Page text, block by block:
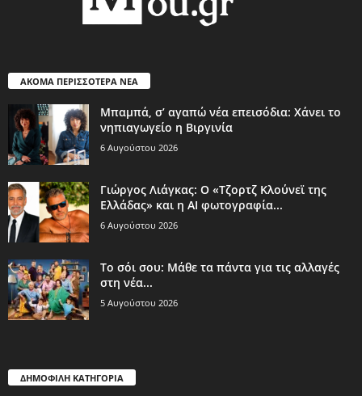
ΑΚΟΜΑ ΠΕΡΙΣΣΟΤΕΡΑ ΝΕΑ
Μπαμπά, σ’ αγαπώ νέα επεισόδια: Χάνει το
νηπιαγωγείο η Βιργινία
6 Αυγούστου 2026
Γιώργος Λιάγκας: Ο «Τζορτζ Κλούνεϊ της
Ελλάδας» και η AI φωτογραφία...
6 Αυγούστου 2026
Το σόι σου: Μάθε τα πάντα για τις αλλαγές
στη νέα...
5 Αυγούστου 2026
ΔΗΜΟΦΙΛΗ ΚΑΤΗΓΟΡΙΑ